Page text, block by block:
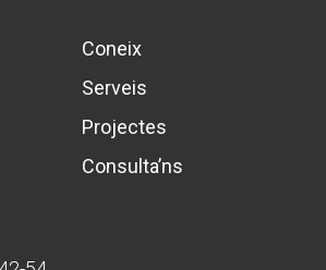
Coneix
Serveis
Projectes
Consulta’ns